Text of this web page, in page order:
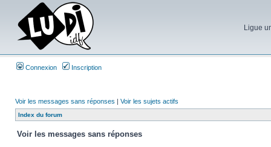
Ligue
Connexion Inscription
Voir les messages sans réponses | Voir les sujets actifs
Index du forum
Voir les messages sans réponses